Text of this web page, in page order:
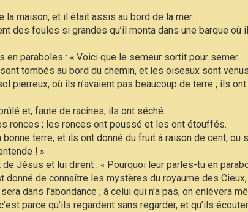
la maison, et il était assis au bord de la mer.
des foules si grandes qu’il monta dans une barque où
en paraboles : « Voici que le semeur sortit pour semer.
tombés au bord du chemin, et les oiseaux sont
pierreux, où ils n’avaient pas beaucoup de terre ; ils
et, faute de racines, ils ont séché.
ronces ; les ronces ont poussé et les ont étouffés.
terre, et ils ont donné du fruit à raison de cent, ou
! »
Jésus et lui dirent : « Pourquoi leur parles-tu en
donné de connaître les mystères du royaume des
dans l’abondance ; à celui qui n’a pas, on enlèvera
parce qu’ils regardent sans regarder, et qu’ils